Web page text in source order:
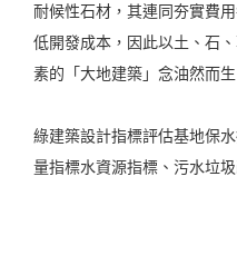
耐候性石材，其連同夯實費
低開發成本，因此以土、石
素的「大地建築」念油然而生
綠建築設計指標評估基地保
量指標水資源指標、污水垃